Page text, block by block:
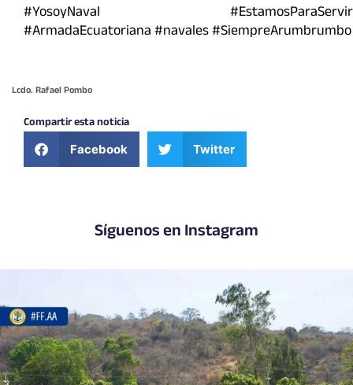
#YosoyNaval #EstamosParaServir
#ArmadaEcuatoriana #navales #SiempreArumbrumbo
Lcdo. Rafael Pombo
Compartir esta noticia
Facebook Twitter
Síguenos en Instagram